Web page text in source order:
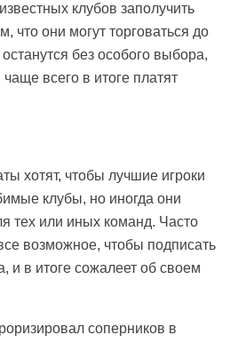
клубов заполучить
что они могут торговаться до
без особого выбора,
всего в итоге платят
хотят, чтобы лучшие игроки
клубы, но иногда они
тех или иных команд. Часто
возможное, чтобы подписать
и в итоге сожалеет об своем
соперников в